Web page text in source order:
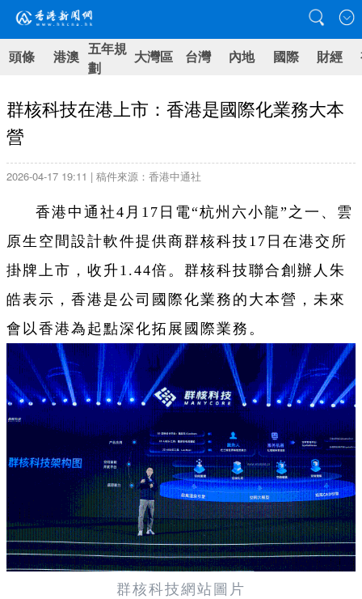
頭條 港澳 五年規
劃
大灣區 台灣 內地 國際 財經
群核科技在港上市：香港是國際化業務大本
營
2026-04-17 19:11 | 稿件來源：香港中通社
香港中通社4月17日電“杭州六小龍”之一、雲
原生空間設計軟件提供商群核科技17日在港交所
掛牌上市，收升1.44倍。群核科技聯合創辦人朱
皓表示，香港是公司國際化業務的大本營，未來
會以香港為起點深化拓展國際業務。
群核科技網站圖片